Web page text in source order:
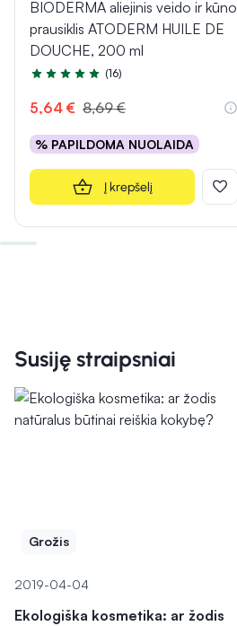
BIODERMA aliejinis veido ir kūno
prausiklis ATODERM HUILE DE
DOUCHE, 200 ml
Įvertinimas 4.9 iš 5
(16)
5,64 € 8,69 €
% PAPILDOMA NUOLAIDA
Į krepšelį
Susiję straipsniai
Grožis
2019-04-04
Ekologiška kosmetika: ar žodis